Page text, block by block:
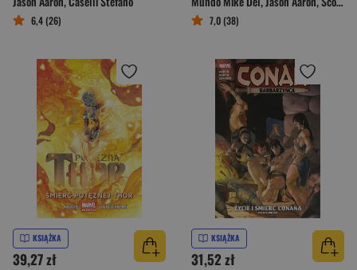
6,4 (26) 7,0 (38)
KSIĄŻKA
39,27 zł
KSIĄŻKA
31,52 zł